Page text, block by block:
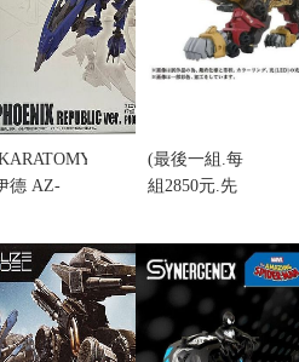
)
:1100
德 AZ-
國樣式
挑盒況)
缺貨...
:0
(最後一組.每
組2850元.先
問)TAKARATOMY
1/72 洛伊德
AZ-02EX 長
牙獅零式 帝
國仕樣ver.